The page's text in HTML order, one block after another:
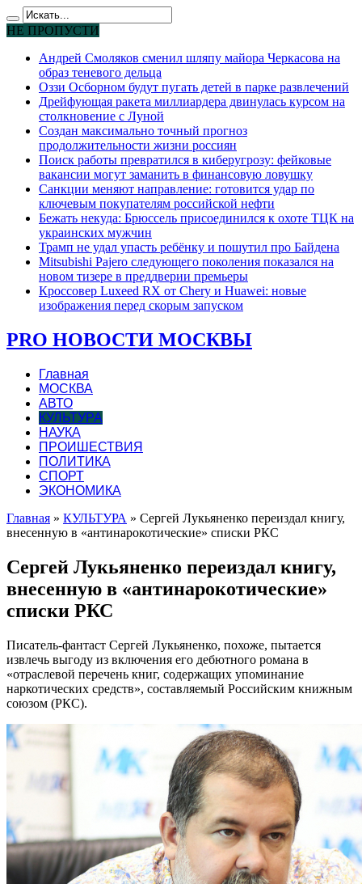
НЕ ПРОПУСТИ
Андрей Смоляков сменил шляпу майора Черкасова на
образ теневого дельца
Оззи Осборном будут пугать детей в парке развлечений
Дрейфующая ракета миллиардера двинулась курсом на
столкновение с Луной
Создан максимально точный прогноз
продолжительности жизни россиян
Поиск работы превратился в киберугрозу: фейковые
вакансии могут заманить в финансовую ловушку
Санкции меняют направление: готовится удар по
ключевым покупателям российской нефти
Бежать некуда: Брюссель присоединился к охоте ТЦК на
украинских мужчин
Трамп не удал упасть ребёнку и пошутил про Байдена
Mitsubishi Pajero следующего поколения показался на
новом тизере в преддверии премьеры
Кроссовер Luxeed RX от Chery и Huawei: новые
изображения перед скорым запуском
PRO НОВОСТИ МОСКВЫ
Главная
МОСКВА
АВТО
КУЛЬТУРА
НАУКА
ПРОИШЕСТВИЯ
ПОЛИТИКА
СПОРТ
ЭКОНОМИКА
Главная » КУЛЬТУРА » Сергей Лукьяненко переиздал книгу,
внесенную в «антинарокотические» списки РКС
Сергей Лукьяненко переиздал книгу,
внесенную в «антинарокотические»
списки РКС
Писатель-фантаст Сергей Лукьяненко, похоже, пытается
извлечь выгоду из включения его дебютного романа в
«отраслевой перечень книг, содержащих упоминание
наркотических средств», составляемый Российским книжным
союзом (РКС).